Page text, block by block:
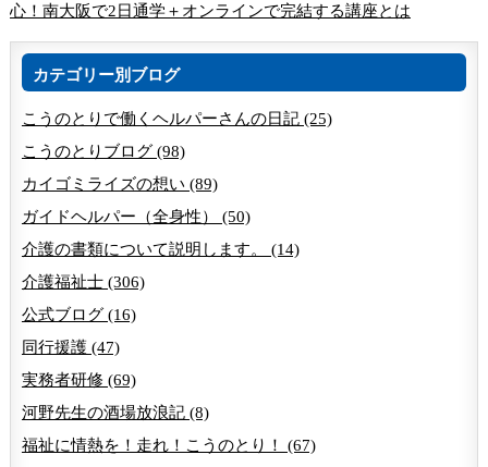
心！南大阪で2日通学＋オンラインで完結する講座とは
カテゴリー別ブログ
こうのとりで働くヘルパーさんの日記 (25)
こうのとりブログ (98)
カイゴミライズの想い (89)
ガイドヘルパー（全身性） (50)
介護の書類について説明します。 (14)
介護福祉士 (306)
公式ブログ (16)
同行援護 (47)
実務者研修 (69)
河野先生の酒場放浪記 (8)
福祉に情熱を！走れ！こうのとり！ (67)